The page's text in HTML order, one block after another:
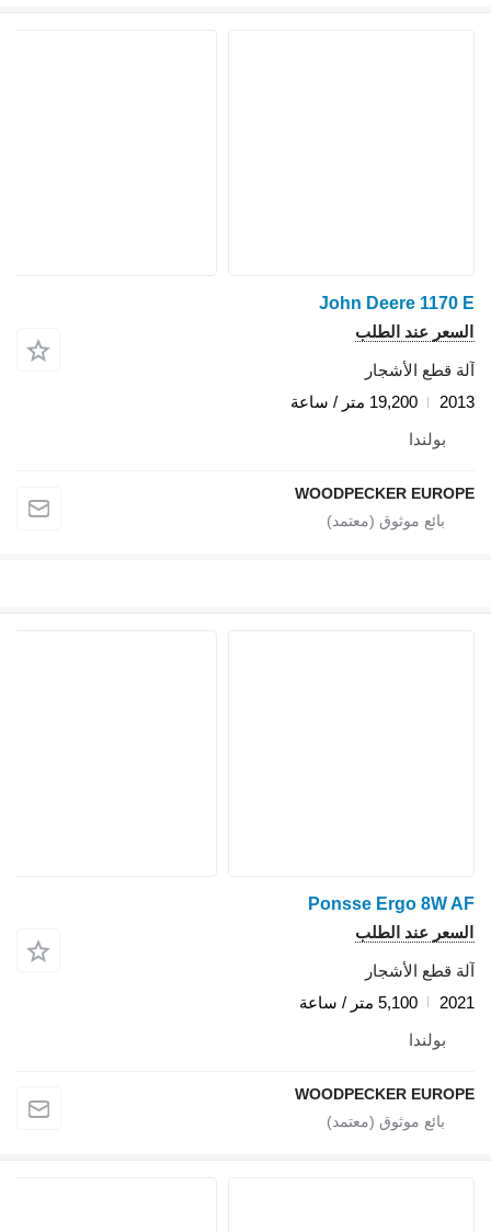
John Deere 1170 E
السعر عند الطلب
آلة قطع الأشجار
2013
19,200 متر / ساعة
بولندا
WOODPECKER EUROPE
Ponsse Ergo 8W AF
السعر عند الطلب
آلة قطع الأشجار
2021
5,100 متر / ساعة
بولندا
WOODPECKER EUROPE